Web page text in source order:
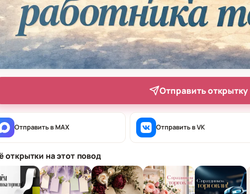
Отправить открытку
Отправить в MAX Отправить в VK
открытки на этот повод